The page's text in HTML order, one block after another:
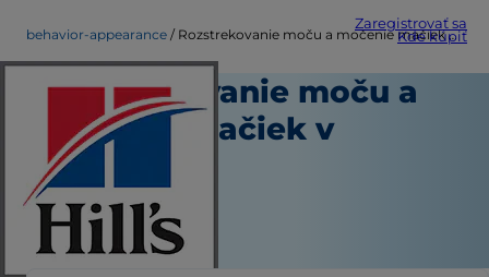
Zaregistrovať sa
Kde kúpiť
behavior-appearance Rozstrekovanie moču a močenie mačiek v interiéri
Rozstrekovanie moču a
močenie mačiek v
interiéri
Správanie a vzhľad
Autor
|